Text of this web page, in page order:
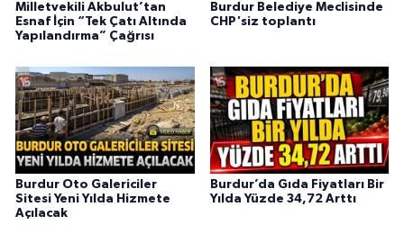
Milletvekili Akbulut’tan
Esnaf İçin “Tek Çatı Altında
Yapılandırma” Çağrısı
Burdur Belediye Meclisinde
CHP'siz toplantı
Burdur Oto Galericiler
Sitesi Yeni Yılda Hizmete
Açılacak
Burdur’da Gıda Fiyatları Bir
Yılda Yüzde 34,72 Arttı